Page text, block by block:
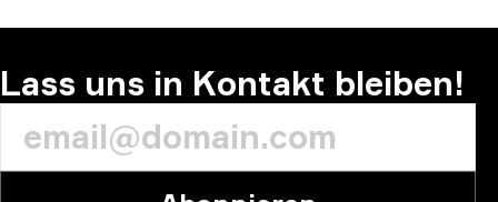
Lass uns in Kontakt bleiben!